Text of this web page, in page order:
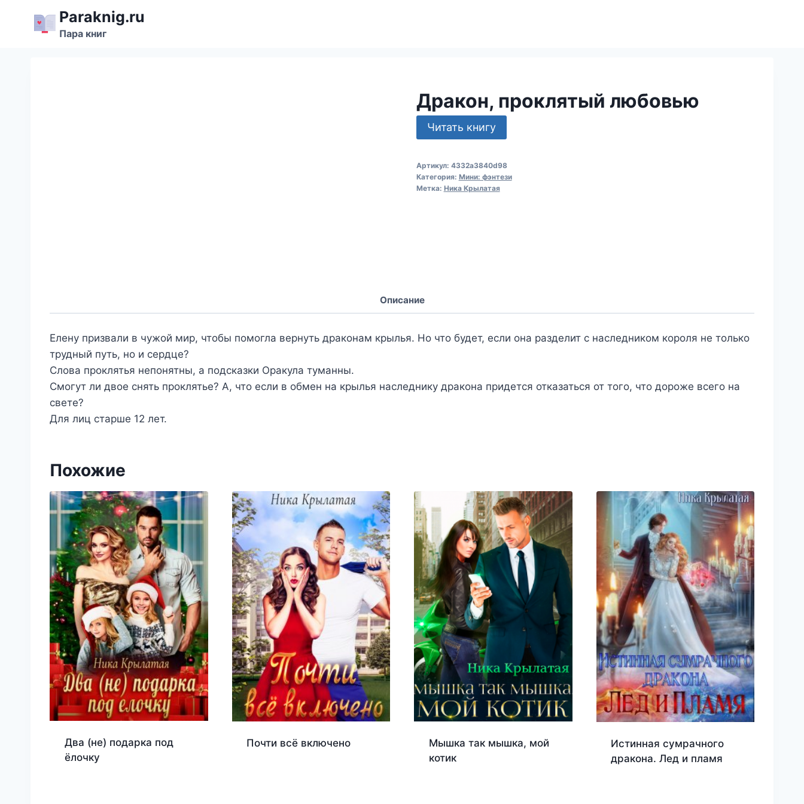
содержимому
Paraknig.ru
Пара книг
Дракон, проклятый любовью
Читать книгу
Артикул: 4332a3840d98
Категория: Мини: фэнтези
Метка: Ника Крылатая
Описание
Елену призвали в чужой мир, чтобы помогла вернуть драконам крылья. Но что будет, если она разделит с наследником короля не только
трудный путь, но и сердце?
Слова проклятья непонятны, а подсказки Оракула туманны.
Смогут ли двое снять проклятье? А, что если в обмен на крылья наследнику дракона придется отказаться от того, что дороже всего на
свете?
Для лиц старше 12 лет.
Похожие
Два (не) подарка под
ёлочку
Почти всё включено
Мышка так мышка, мой
котик
Истинная сумрачного
дракона. Лед и пламя